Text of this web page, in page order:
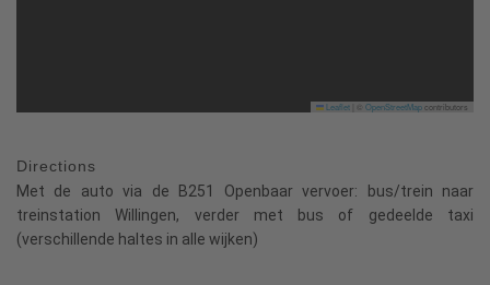
Leaflet OpenStreetMapcontributors
Directions
Met de auto via de B251 Openbaar vervoer: bus/trein naar
treinstation Willingen, verder met bus of gedeelde taxi
(verschillende haltes in alle wijken)